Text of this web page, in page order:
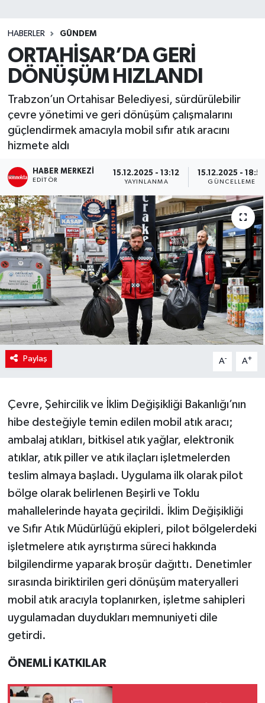
HABERLER GÜNDEM
ORTAHİSAR’DA GERİ
DÖNÜŞÜM HIZLANDI
Trabzon’un Ortahisar Belediyesi, sürdürülebilir
çevre yönetimi ve geri dönüşüm çalışmalarını
güçlendirmek amacıyla mobil sıfır atık aracını
hizmete aldı
HABER MERKEZI
EDITÖR
15.12.2025 - 13:12
YAYINLANMA
15.12.2025 -
GÜNCELLEME
Paylaş A- A+
Çevre, Şehircilik ve İklim Değişikliği Bakanlığı’nın
hibe desteğiyle temin edilen mobil atık aracı;
ambalaj atıkları, bitkisel atık yağlar, elektronik
atıklar, atık piller ve atık ilaçları işletmelerden
teslim almaya başladı. Uygulama ilk olarak pilot
bölge olarak belirlenen Beşirli ve Toklu
mahallelerinde hayata geçirildi. İklim Değişikliği
ve Sıfır Atık Müdürlüğü ekipleri, pilot bölgelerdeki
işletmelere atık ayrıştırma süreci hakkında
bilgilendirme yaparak broşür dağıttı. Denetimler
sırasında biriktirilen geri dönüşüm materyalleri
mobil atık aracıyla toplanırken, işletme sahipleri
uygulamadan duydukları memnuniyeti dile
getirdi.
ÖNEMLİ KATKILAR
Teknoloji
TRABZON
TRABZONSPOR
Yaşam